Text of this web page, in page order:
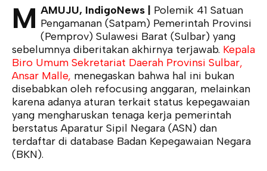
M AMUJU, IndigoNews |
Polemik 41 Satuan
Pengamanan (Satpam) Pemerintah Provinsi
(Pemprov) Sulawesi Barat (Sulbar) yang
sebelumnya diberitakan akhirnya terjawab. Kepala
Biro Umum Sekretariat Daerah Provinsi Sulbar,
Ansar Malle, menegaskan bahwa hal ini bukan
disebabkan oleh refocusing anggaran, melainkan
karena adanya aturan terkait status kepegawaian
yang mengharuskan tenaga kerja pemerintah
berstatus Aparatur Sipil Negara (ASN) dan
terdaftar di database Badan Kepegawaian Negara
(BKN).